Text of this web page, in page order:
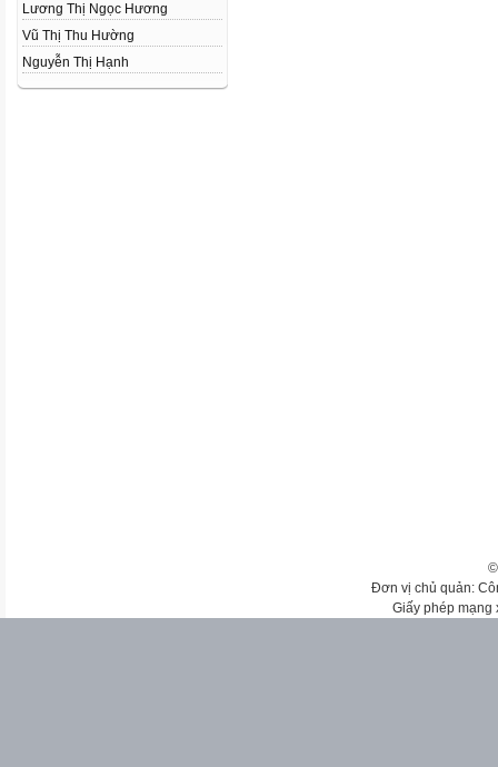
Lương Thị Ngọc Hương
Vũ Thị Thu Hường
Nguyễn Thị Hạnh
Đơn vị chủ quản:
Giấy phép mạng